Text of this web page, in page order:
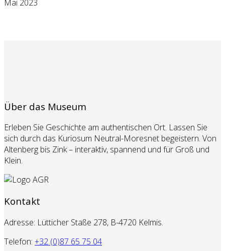
Mai 2023
Über das Museum
Erleben Sie Geschichte am authentischen Ort. Lassen Sie
sich durch das Kuriosum Neutral-Moresnet begeistern. Von
Altenberg bis Zink – interaktiv, spannend und für Groß und
Klein.
Kontakt
Adresse: Lütticher Staße 278, B-4720 Kelmis.
Telefon: +32 (0)87 65 75 04